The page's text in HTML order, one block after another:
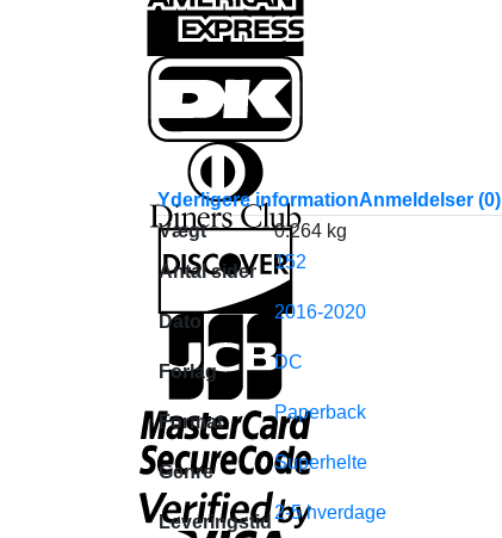
Yderligere informationAnmeldelser (0)
Vægt
0.264 kg
Antal sider
152
Dato 2016-2020
Forlag DC
Format Paperback
Genre Superhelte
Leveringstid 2-5 hverdage